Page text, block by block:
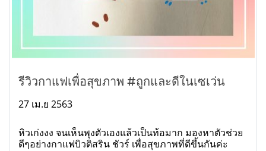
รีวิวกาแฟเพื่อสุขภาพ #ถูกและดีในเซเว่น
27 เม.ย 2563
หิวเก่งงง จนเห็นพุงตัวเองแล้วเป็นท้อมาก มองหาตัวช่วย
ดีๆอย่างกาแฟบิวติสริน ชัวร์ เพื่อสุขภาพที่ดีขึ้นกันค่ะ